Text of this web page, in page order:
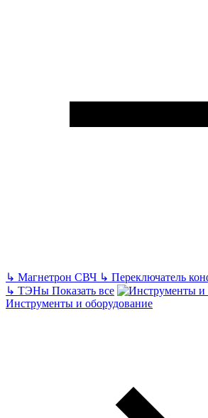
↳ Магнетрон СВЧ ↳ Переключатель
↳ ТЭНы Показать все
Инструменты и оборудование